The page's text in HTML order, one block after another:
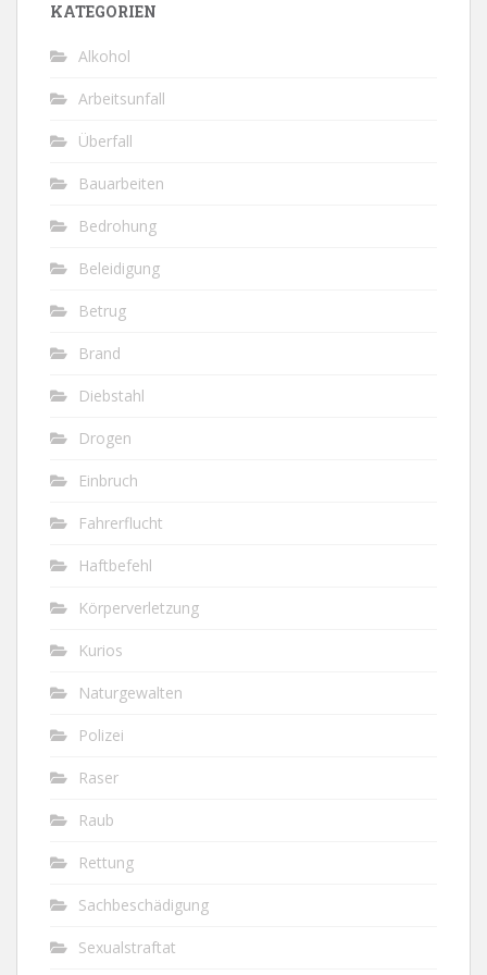
KATEGORIEN
Alkohol
Arbeitsunfall
Überfall
Bauarbeiten
Bedrohung
Beleidigung
Betrug
Brand
Diebstahl
Drogen
Einbruch
Fahrerflucht
Haftbefehl
Körperverletzung
Kurios
Naturgewalten
Polizei
Raser
Raub
Rettung
Sachbeschädigung
Sexualstraftat